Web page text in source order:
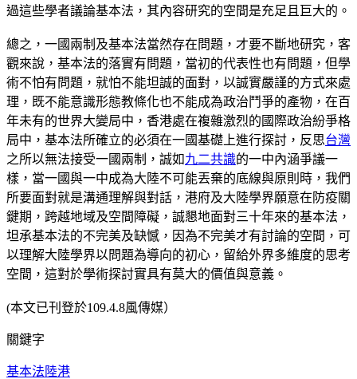
過這些學者議論基本法，其內容研究的空間是充足且巨大的。
總之，一國兩制及基本法當然存在問題，才要不斷地研究，客
觀來說，基本法的落實有問題，當初的代表性也有問題，但學
術不怕有問題，就怕不能坦誠的面對，以誠實嚴謹的方式來處
理，既不能意識形態教條化也不能成為政治鬥爭的產物，在百
年未有的世界大變局中，香港處在複雜激烈的國際政治紛爭格
局中，基本法所確立的必須在一國基礎上進行探討，反思台灣
之所以無法接受一國兩制，誠如九二共識的一中內涵爭議一
樣，當一國與一中成為大陸不可能丟棄的底線與原則時，我們
所要面對就是溝通理解與對話，港府及大陸學界願意在防疫關
鍵期，跨越地域及空間障礙，誠懇地面對三十年來的基本法，
坦承基本法的不完美及缺憾，因為不完美才有討論的空間，可
以理解大陸學界以問題為導向的初心，留給外界多維度的思考
空間，這對於學術探討實具有莫大的價值與意義。
(本文已刊登於109.4.8風傳媒）
關鍵字
基本法 陸港